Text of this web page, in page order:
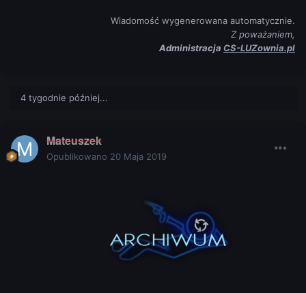
Wiadomość wygenerowana automatycznie.
Z poważaniem,
Administracja CS-LUZownia.pl
4 tygodnie później...
Mateuszek
Opublikowano 20 Maja 2019